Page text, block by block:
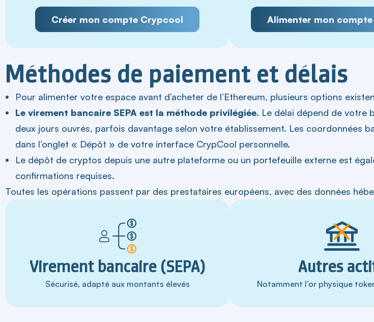
Créer mon compte Crypcool Alimenter mon compte
Méthodes de paiement et délais
Pour alimenter votre espace avant d’acheter de l’Ethereum, plusieurs options
Le virement bancaire SEPA est la méthode privilégiée. Le délai dépend de votre
deux jours ouvrés, parfois davantage selon votre établissement. Les coordonnées
dans l’onglet « Dépôt » de votre interface CrypCool personnelle.
Le dépôt de cryptos depuis une autre plateforme ou un portefeuille externe est
confirmations requises.
Toutes les opérations passent par des prestataires européens, avec des données
Virement bancaire (SEPA)
Sécurisé, adapté aux montants élevés
Autres
Notamment l’or physique